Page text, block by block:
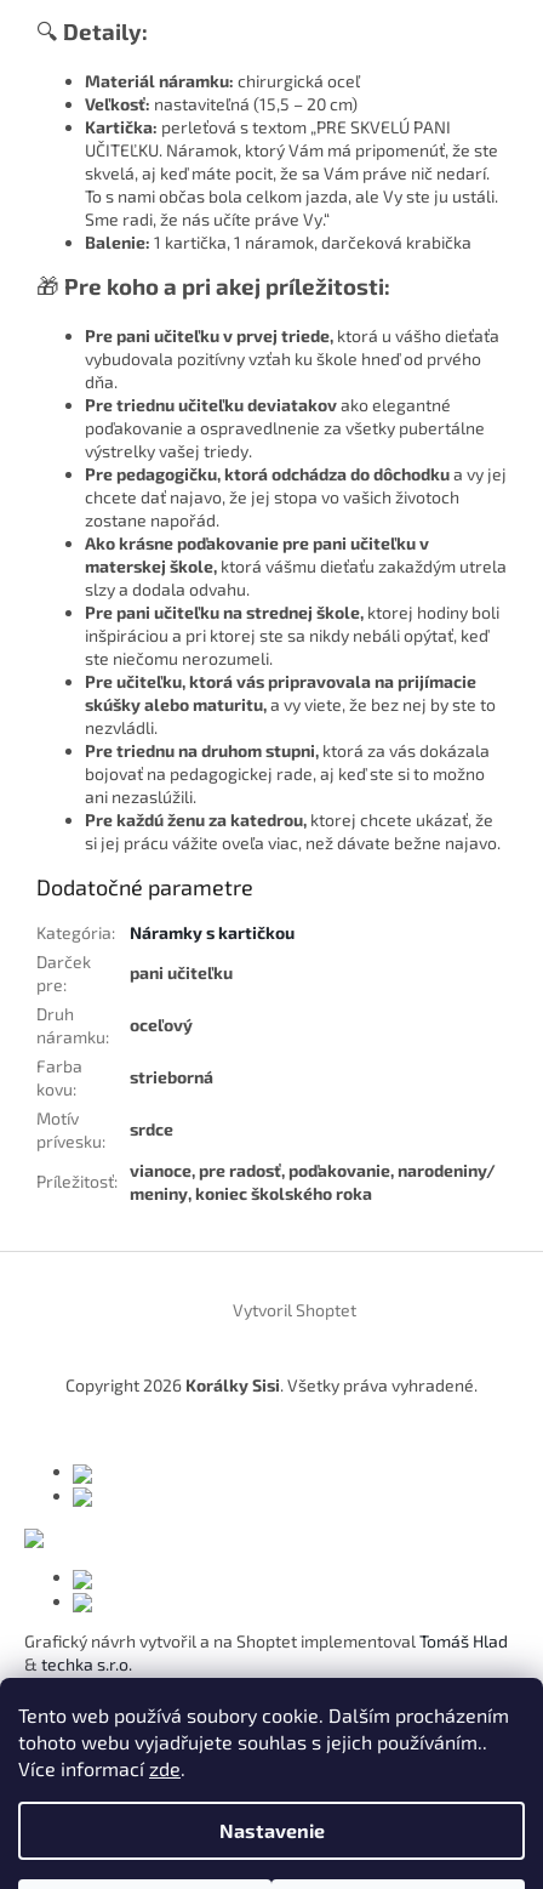
Tento web používá soubory cookie. Dalším procházením
tohoto webu vyjadřujete souhlas s jejich používáním..
Více informacízde.
Nastavenie
🔍 Detaily:
Materiál náramku: chirurgická oceľ
Veľkosť: nastaviteľná (15,5 – 20 cm)
Kartička: perleťová s textom „PRE SKVELÚ PANI
UČITEĽKU. Náramok, ktorý Vám má pripomenúť, že ste
skvelá, aj keď máte pocit, že sa Vám práve nič nedarí.
To s nami občas bola celkom jazda, ale Vy ste ju ustáli.
Sme radi, že nás učíte práve Vy.“
Balenie: 1 kartička, 1 náramok, darčeková krabička
🎁 Pre koho a pri akej príležitosti:
Pre pani učiteľku v prvej triede, ktorá u vášho dieťaťa
vybudovala pozitívny vzťah ku škole hneď od prvého
dňa.
Pre triednu učiteľku deviatakovako elegantné
poďakovanie a ospravedlnenie za všetky pubertálne
výstrelky vašej triedy.
Pre pedagogičku, ktorá odchádza do dôchodkua vy jej
chcete dať najavo, že jej stopa vo vašich životoch
zostane napořád.
Ako krásne poďakovanie pre pani učiteľku v
materskej škole, ktorá vášmu dieťaťu zakaždým utrela
slzy a dodala odvahu.
Pre pani učiteľku na strednej škole, ktorej hodiny boli
inšpiráciou a pri ktorej ste sa nikdy nebáli opýtať, keď
ste niečomu nerozumeli.
Pre učiteľku, ktorá vás pripravovala na prijímacie
skúšky alebo maturitu,a vy viete, že bez nej by ste to
nezvládli.
Pre triednu na druhom stupni, ktorá za vás dokázala
bojovať na pedagogickej rade, aj keď ste si to možno
ani nezaslúžili.
Pre každú ženu za katedrou, ktorej chcete ukázať, že
si jej prácu vážite oveľa viac, než dávate bežne najavo.
Dodatočné parametre
Kategória:
Náramky s kartičkou
Darček
pre:
pani učiteľku
Druh
náramku:
oceľový
Farba
kovu:
strieborná
Motív
prívesku:
srdce
Príležitosť:
vianoce, pre radosť, poďakovanie, narodeniny/
meniny, koniec školského roka
Vytvoril Shoptet
Copyright 2026 Korálky Sisi. Všetky práva vyhradené.
Grafický návrh vytvořil a na Shoptet implementoval Tomáš Hlad
& techka s.r.o.
Koho chcete obdarovat?
Pre mamičku
Pre moju lásku
Pre dcéru